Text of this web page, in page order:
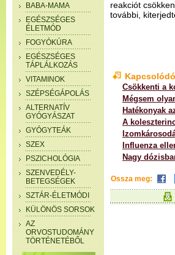
BABA-MAMA
EGÉSZSÉGES
ÉLETMÓD
FOGYÓKÚRA
EGÉSZSÉGES
TÁPLÁLKOZÁS
VITAMINOK
SZÉPSÉGÁPOLÁS
ALTERNATÍV
GYÓGYÁSZAT
GYÓGYTEÁK
SZEX
PSZICHOLÓGIA
SZENVEDÉLY-
BETEGSÉGEK
SZTÁR-ÉLETMÓDI
KÜLÖNÖS SORSOK
AZ
ORVOSTUDOMÁNY
TÖRTÉNETÉBŐL
reakciót
további,
Csökkenti a
Mégsem
Hatékonyak
A
Influenza
Nagy
Ossza meg: